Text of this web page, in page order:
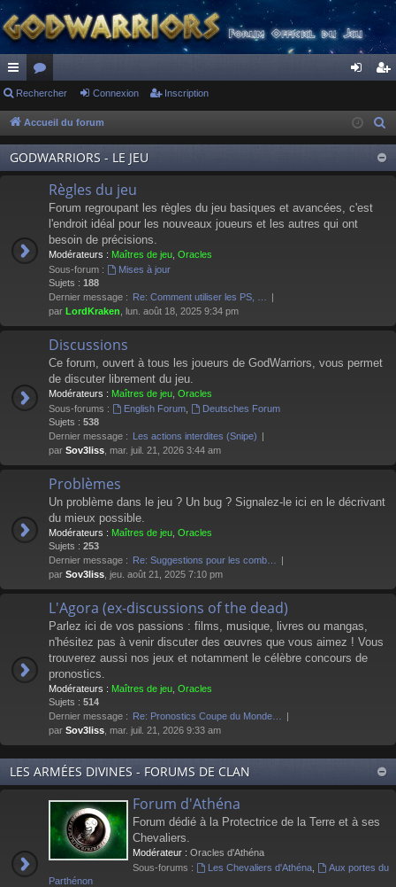
ac
co
ur
ci
or
u
m
s
ne
xi
on
cri
pti
on
Rechercher Connexion Inscription
Accueil du forum
GODWARRIORS - LE JEU
Règles du jeu
Forum regroupant les règles du jeu basiques et avancées, c'est
l'endroit idéal pour les nouveaux joueurs et les autres qui ont
besoin de précisions.
Modérateurs : Maîtres de jeu Oracles
Sous-forum :
Mises à jour
Sujets : 188
Dernier message : Re: Comment utiliser les PS, …
par LordKraken , lun. août 18, 2025 9:34 pm
Discussions
Ce forum, ouvert à tous les joueurs de GodWarriors, vous permet
de discuter librement du jeu.
Modérateurs : Maîtres de jeu Oracles
Sous-forums :
English Forum,
Deutsches Forum
Sujets : 538
Dernier message : Les actions interdites (Snipe)
par Sov3liss , mar. juil. 21, 2026 3:44 am
Problèmes
Un problème dans le jeu ? Un bug ? Signalez-le ici en le décrivant
du mieux possible.
Modérateurs : Maîtres de jeu Oracles
Sujets : 253
Dernier message : Re: Suggestions pour les comb…
par Sov3liss , jeu. août 21, 2025 7:10 pm
L'Agora (ex-discussions of the dead)
Parlez ici de vos passions : films, musique, livres ou mangas,
n'hésitez pas à venir discuter des œuvres que vous aimez ! Vous
trouverez aussi nos jeux et notamment le célèbre concours de
pronostics.
Modérateurs : Maîtres de jeu Oracles
Sujets : 514
Dernier message : Re: Pronostics Coupe du Monde…
par Sov3liss , mar. juil. 21, 2026 9:33 am
LES ARMÉES DIVINES - FORUMS DE CLAN
Forum d'Athéna
Forum dédié à la Protectrice de la Terre et à ses
Chevaliers.
Modérateur : Oracles d'Athéna
Sous-forums :
Les Chevaliers d'Athéna,
Aux portes du
Parthénon